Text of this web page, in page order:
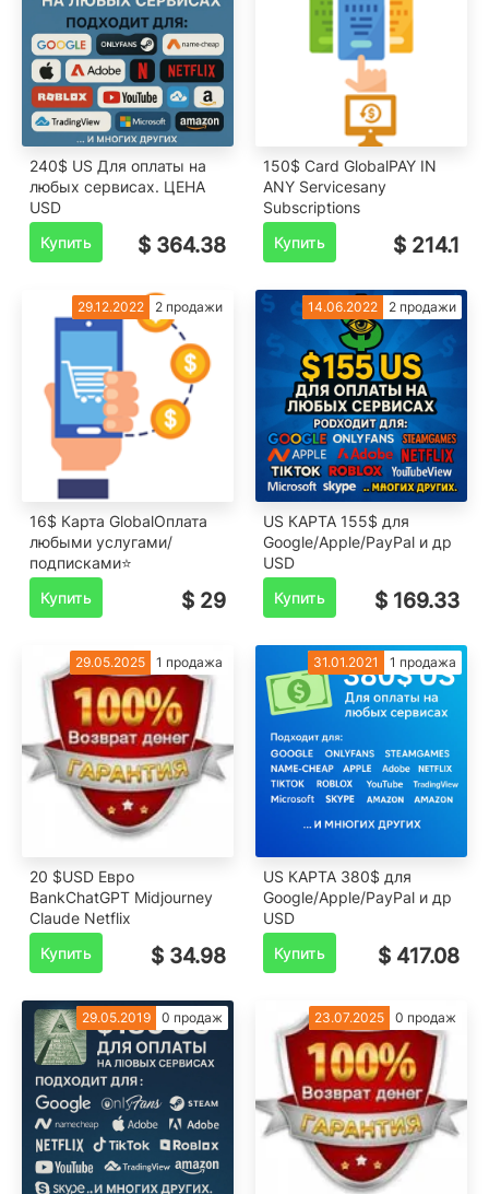
240$ US Для оплаты на
любых сервисах. ЦЕНА
USD
Купить
$ 364.38
150$ Card GlobalPAY IN
ANY Servicesany
Subscriptions
Купить
$ 214.1
29.12.2022 2 продажи
16$ Карта GlobalОплата
любыми услугами/
подписками⭐
Купить
$ 29
14.06.2022 2 продажи
US КАРТА 155$ для
Google/Apple/PayPal и др
USD
Купить
$ 169.33
29.05.2025 1 продажа
20 $USD Евро
BankChatGPT Midjourney
Claude Netflix
Купить
$ 34.98
31.01.2021 1 продажа
US КАРТА 380$ для
Google/Apple/PayPal и др
USD
Купить
$ 417.08
29.05.2019 0 продаж 23.07.2025 0 продаж